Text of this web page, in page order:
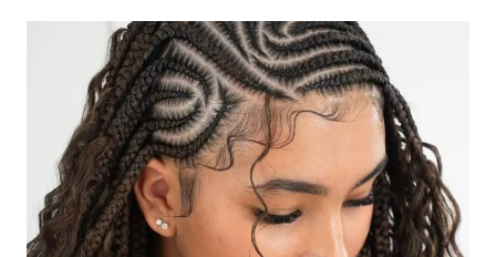
QUE
É
E
COMO
ADERIR
À
TENDÊNCIA
QUE
SE
CONTRAPÕE